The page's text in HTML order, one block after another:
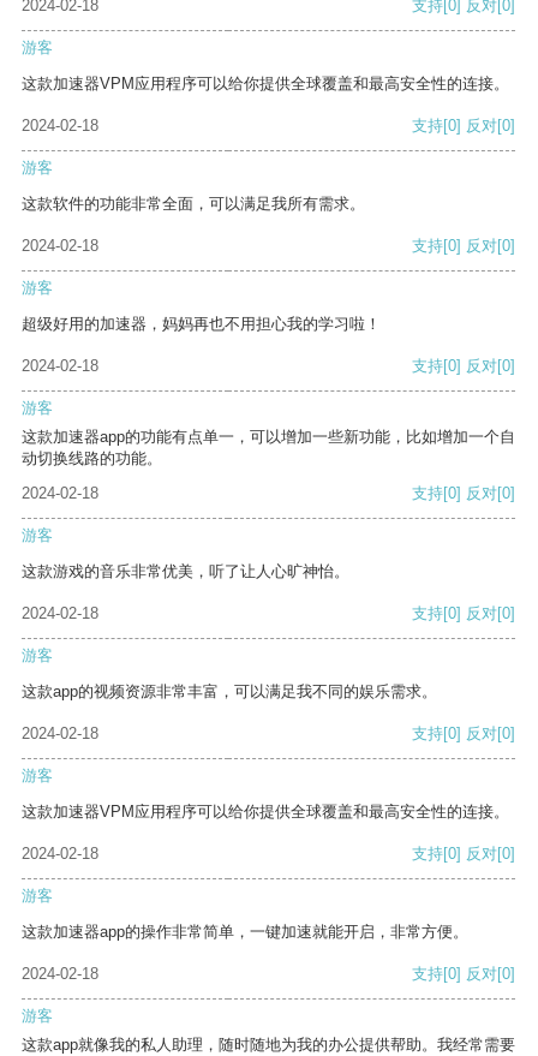
2024-02-18 支持 [0] 反对 [0]
游客
这款加速器VPM应用程序可以给你提供全球覆盖和最高安全性的连接。
2024-02-18 支持[0] 反对[0]
游客
这款软件的功能非常全面，可以满足我所有需求。
2024-02-18 支持[0] 反对[0]
游客
超级好用的加速器，妈妈再也不用担心我的学习啦！
2024-02-18 支持[0] 反对[0]
游客
这款加速器app的功能有点单一，可以增加一些新功能，比如增加一个自
动切换线路的功能。
2024-02-18
支持[0] 反对[0]
游客
这款游戏的音乐非常优美，听了让人心旷神怡。
2024-02-18 支持[0] 反对[0]
游客
这款app的视频资源非常丰富，可以满足我不同的娱乐需求。
2024-02-18 支持[0] 反对[0]
游客
这款加速器VPM应用程序可以给你提供全球覆盖和最高安全性的连接。
2024-02-18 支持[0] 反对[0]
游客
这款加速器app的操作非常简单，一键加速就能开启，非常方便。
2024-02-18 支持[0] 反对[0]
游客
这款app就像我的私人助理，随时随地为我的办公提供帮助。我经常需要